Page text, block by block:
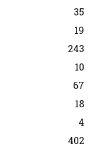
35
19
243
10
67
18
4
402